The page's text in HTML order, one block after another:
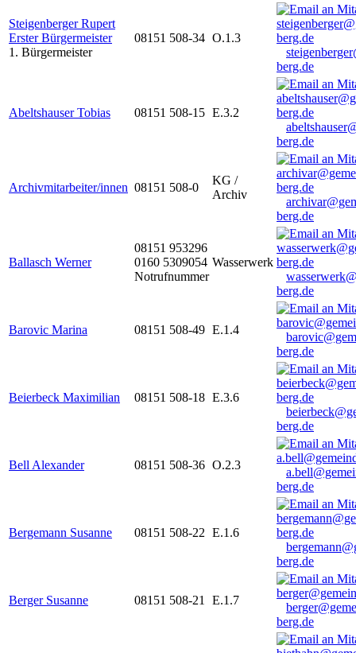
Steigenberger Rupert
Erster Bürgermeister
1. Bürgermeister
08151 508-34 O.1.3
berg.de
Abeltshauser Tobias 08151 508-15 E.3.2
berg.de
Archivmitarbeiter/innen 08151 508-0
KG /
Archiv
berg.de
Ballasch Werner
08151 953296
0160 5309054
Notrufnummer
Wasserwerk
berg.de
Barovic Marina 08151 508-49 E.1.4
berg.de
Beierbeck Maximilian 08151 508-18 E.3.6
berg.de
Bell Alexander 08151 508-36 O.2.3
berg.de
Bergemann Susanne 08151 508-22 E.1.6
berg.de
Berger Susanne 08151 508-21 E.1.7
berg.de